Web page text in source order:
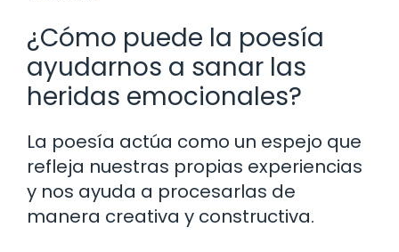
¿Cómo puede la poesía
ayudarnos a sanar las
heridas emocionales?
La poesía actúa como un espejo que
refleja nuestras propias experiencias
y nos ayuda a procesarlas de
manera creativa y constructiva.